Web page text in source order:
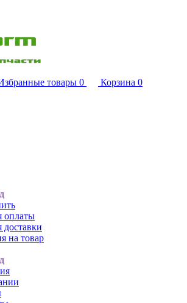
товары 0 Корзина 0
оплаты
доставки
на товар